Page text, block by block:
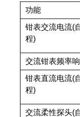
功能
钳表交流电流(
程)
交流钳表频率
钳表直流电流(
程)
交流柔性探头(